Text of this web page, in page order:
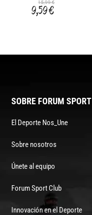
15,99 €
9,59 €
SOBRE FORUM SPORT
El Deporte Nos_Une
Sobre nosotros
Únete al equipo
Forum Sport Club
Innovación en el Deporte